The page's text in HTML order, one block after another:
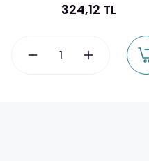
324,12 TL